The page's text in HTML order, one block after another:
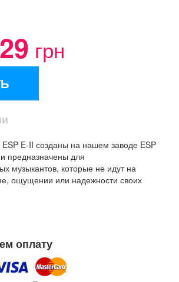
грн
E-II созданы на нашем заводе ESP
предназначены для
музыкантов, которые не идут на
ощущении или надежности своих
оплату